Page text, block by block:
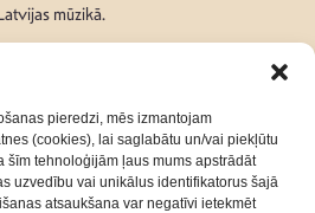
pieredzi, mēs izmantojam
(cookies), lai saglabātu un/vai piekļūtu
šīm tehnoloģijām ļaus mums apstrādāt
uzvedību vai unikālus identifikatorus šajā
atsaukšana var negatīvi ietekmēt
mūzikā.